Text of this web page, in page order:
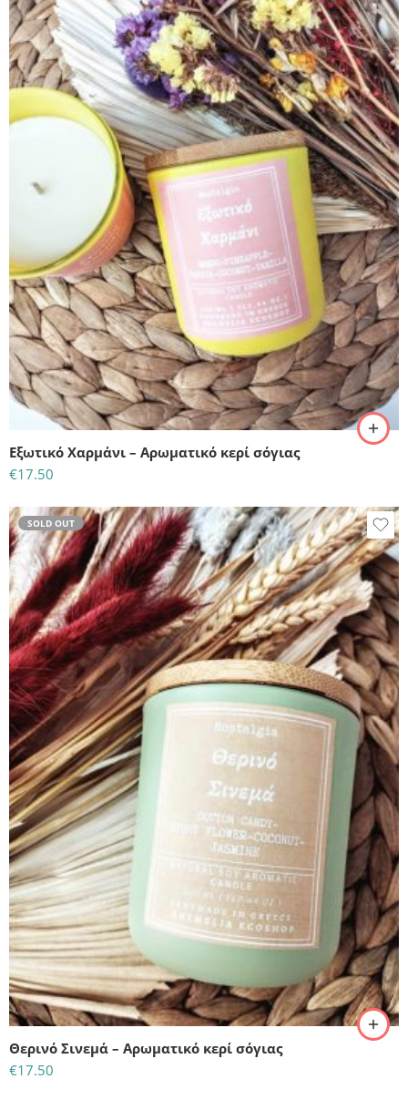
Εξωτικό Χαρμάνι – Αρωματικό κερί σόγιας
€17.50
SOLD OUT
Θερινό Σινεμά – Αρωματικό κερί σόγιας
€17.50